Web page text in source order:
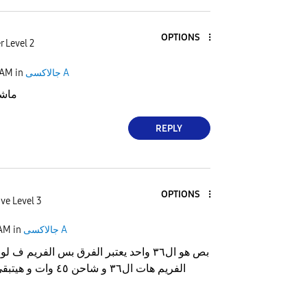
Level 2
OPTIONS
in جالاكسى A
REPLY
Level 3
OPTIONS
in جالاكسى A
بص هو ال٣٦ واحد يعتبر الفرق بس
الفريم هات ال٣٦ و